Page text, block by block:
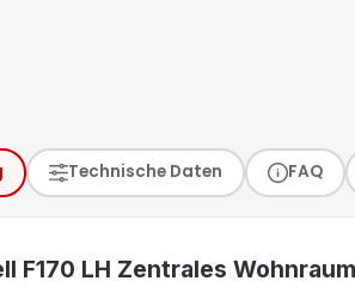
Technische Daten FAQ
F170 LH Zentrales